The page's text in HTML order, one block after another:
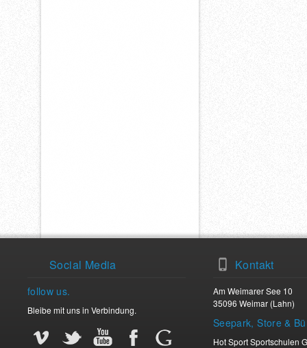
Social Media
follow us.
Bleibe mit uns in Verbindung.
Vimeo
Twitter Youtube Facebook Facebook
Kontakt
Am Weimarer See 10
35096 Weimar (Lahn)
Seepark, Store &
Hot Sport Sportschulen